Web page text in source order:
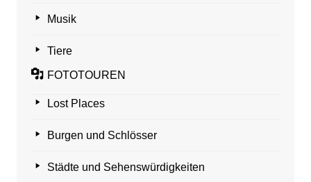
Musik
Tiere
FOTOTOUREN
Lost Places
Burgen und Schlösser
Städte und Sehenswürdigkeiten